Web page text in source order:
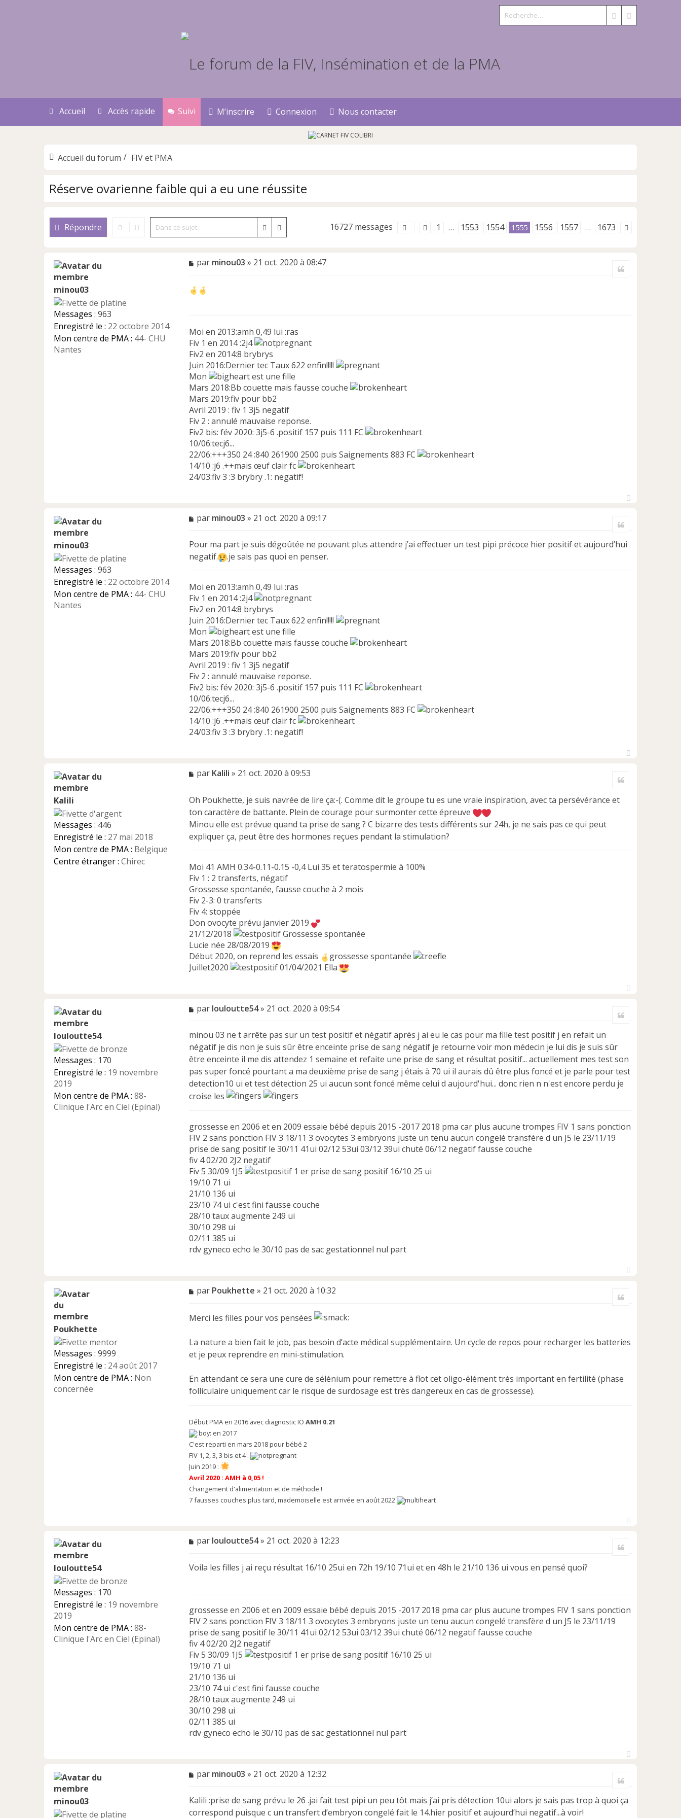
Accueil Accès rapide Suivi M’inscrire Connexion Nous contacter
Accueil du forum FIV et PMA
Réserve ovarienne faible qui a eu une réussite
Répondre RechercherRecherche avancée16727 messages 1 … 1553 1554 1555 1556 1557 … 1673
minou03
Messages : 963
Enregistré le : 22 octobre 2014
Mon centre de PMA : 44- CHU
Nantes
M
s
n
o
n
l
u
par minou03 » 21 oct. 2020 à 08:47
Moi en 2013:amh 0,49 lui :ras
Fiv 1 en 2014 :2j4
Fiv2 en 2014:8 brybrys
Juin 2016:Dernier tec Taux 622 enfin!!!!!
Mon
est une fille
Mars 2018:Bb couette mais fausse couche
Mars 2019:fiv pour bb2
Avril 2019 : fiv 1 3j5 negatif
Fiv 2 : annulé mauvaise reponse.
Fiv2 bis: fév 2020: 3j5-6 .positif 157 puis 111 FC
10/06:tecj6...
22/06:+++350 24 :840 261900 2500 puis Saignements 883 FC
14/10 :j6 .++mais œuf clair fc
24/03:fiv 3 :3 brybry .1: negatif!
minou03
Messages : 963
Enregistré le : 22 octobre 2014
Mon centre de PMA : 44- CHU
Nantes
M
e
s
a
n
o
n
l
u
par minou03 » 21 oct. 2020 à 09:17
Pour ma part je suis dégoûtée ne pouvant plus attendre j’ai effectuer un test pipi précoce hier positif et aujourd’hui
negatif.
.je sais pas quoi en penser.
Moi en 2013:amh 0,49 lui :ras
Fiv 1 en 2014 :2j4
Fiv2 en 2014:8 brybrys
Juin 2016:Dernier tec Taux 622 enfin!!!!!
Mon
est une fille
Mars 2018:Bb couette mais fausse couche
Mars 2019:fiv pour bb2
Avril 2019 : fiv 1 3j5 negatif
Fiv 2 : annulé mauvaise reponse.
Fiv2 bis: fév 2020: 3j5-6 .positif 157 puis 111 FC
10/06:tecj6...
22/06:+++350 24 :840 261900 2500 puis Saignements 883 FC
14/10 :j6 .++mais œuf clair fc
24/03:fiv 3 :3 brybry .1: negatif!
Kalili
Messages : 446
Enregistré le : 27 mai 2018
Mon centre de PMA : Belgique
Centre étranger : Chirec
M
s
a
g
e
n
l
u
par Kalili » 21 oct. 2020 à 09:53
Oh Poukhette, je suis navrée de lire ça:-(. Comme dit le groupe tu es une vraie inspiration, avec ta persévérance et
ton caractère de battante. Plein de courage pour surmonter cette épreuve
Minou elle est prévue quand ta prise de sang ? C bizarre des tests différents sur 24h, je ne sais pas ce qui peut
expliquer ça, peut être des hormones reçues pendant la stimulation?
Moi 41 AMH 0.34-0.11-0.15 -0,4 Lui 35 et teratospermie à 100%
Fiv 1 : 2 transferts, négatif
Grossesse spontanée, fausse couche à 2 mois
Fiv 2-3: 0 transferts
Fiv 4: stoppée
Don ovocyte prévu janvier 2019
21/12/2018
Grossesse spontanée
Lucie née 28/08/2019
Début 2020, on reprend les essais
grossesse spontanée
Juillet2020
01/04/2021 Ella
louloutte54
Messages : 170
Enregistré le : 19 novembre
2019
Mon centre de PMA : 88-
Clinique l'Arc en Ciel (Epinal)
M
s
a
g
e
n
o
n
par louloutte54» 21 oct. 2020 à 09:54
minou 03 ne t arrête pas sur un test positif et négatif après j ai eu le cas pour ma fille test positif j en refait un
négatif je dis non je suis sûr être enceinte prise de sang négatif je retourne voir mon médecin je lui dis je suis sûr
être enceinte il me dis attendez 1 semaine et refaite une prise de sang et résultat positif... actuellement mes test son
pas super foncé pourtant a ma deuxième prise de sang j étais à 70 ui il aurais dû être plus foncé et je parle pour test
detection10 ui et test détection 25 ui aucun sont foncé même celui d aujourd'hui... donc rien n n'est encore perdu je
croise les
grossesse en 2006 et en 2009 essaie bébé depuis 2015 -2017 2018 pma car plus aucune trompes FIV 1 sans ponction
FIV 2 sans ponction FIV 3 18/11 3 ovocytes 3 embryons juste un tenu aucun congelé transfère d un J5 le 23/11/19
prise de sang positif le 30/11 41ui 02/12 53ui 03/12 39ui chuté 06/12 negatif fausse couche
fiv 4 02/20 2J2 negatif
Fiv 5 30/09 1J5
1 er prise de sang positif 16/10 25 ui
19/10 71 ui
21/10 136 ui
23/10 74 ui c'est fini fausse couche
28/10 taux augmente 249 ui
30/10 298 ui
02/11 385 ui
rdv gyneco echo le 30/10 pas de sac gestationnel nul part
Poukhette
Messages : 9999
Enregistré le : 24 août 2017
Mon centre de PMA : Non
concernée
M
s
g
e
n
n
u
par Poukhette » 21 oct. 2020 à 10:32
Merci les filles pour vos pensées
La nature a bien fait le job, pas besoin d’acte médical supplémentaire. Un cycle de repos pour recharger les batteries
et je peux reprendre en mini-stimulation.
En attendant ce sera une cure de sélénium pour remettre à flot cet oligo-élément très important en fertilité (phase
folliculaire uniquement car le risque de surdosage est très dangereux en cas de grossesse).
Début PMA en 2016 avec diagnostic IO AMH 0.21
en 2017
C'est reparti en mars 2018 pour bébé 2
FIV 1, 2, 3, 3 bis et 4 :
Juin 2019 :
Avril 2020 : AMH à 0,05 !
Changement d'alimentation et de méthode !
7 fausses couches plus tard, mademoiselle est arrivée en août 2022
louloutte54
Messages : 170
Enregistré le : 19 novembre
2019
Mon centre de PMA : 88-
Clinique l'Arc en Ciel (Epinal)
M
s
n
o
n
l
u
par louloutte54» 21 oct. 2020 à 12:23
Voila les filles j ai reçu résultat 16/10 25ui en 72h 19/10 71ui et en 48h le 21/10 136 ui vous en pensé quoi?
grossesse en 2006 et en 2009 essaie bébé depuis 2015 -2017 2018 pma car plus aucune trompes FIV 1 sans ponction
FIV 2 sans ponction FIV 3 18/11 3 ovocytes 3 embryons juste un tenu aucun congelé transfère d un J5 le 23/11/19
prise de sang positif le 30/11 41ui 02/12 53ui 03/12 39ui chuté 06/12 negatif fausse couche
fiv 4 02/20 2J2 negatif
Fiv 5 30/09 1J5
1 er prise de sang positif 16/10 25 ui
19/10 71 ui
21/10 136 ui
23/10 74 ui c'est fini fausse couche
28/10 taux augmente 249 ui
30/10 298 ui
02/11 385 ui
rdv gyneco echo le 30/10 pas de sac gestationnel nul part
minou03
M
e
s
a
par minou03 » 21 oct. 2020 à 12:32
Kalili :prise de sang prévu le 26 .jai fait test pipi un peu tôt mais j’ai pris détection 10ui alors je sais pas trop à quoi ça
correspond puisque c un transfert d’embryon congelé fait le 14.hier positif et aujourd’hui negatif...à voir!